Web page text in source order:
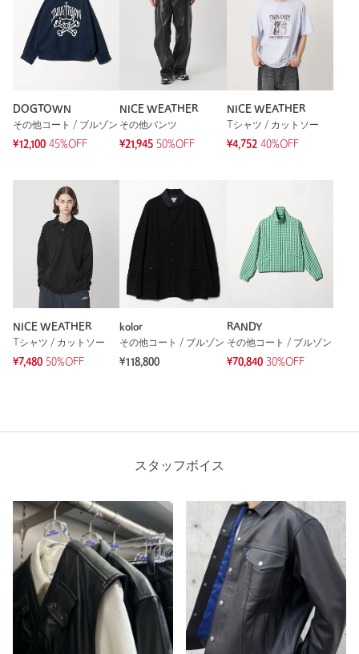
DOGTOWN
その他コート / ブルゾン
¥12,100 45%OFF
NICE WEATHER
その他パンツ
¥21,945 50%OFF
NICE WEATHER
Tシャツ / カットソー
¥4,752 40%OFF
NICE WEATHER
Tシャツ / カットソー
¥7,480 50%OFF
kolor
その他コート / ブルゾン
¥118,800
RANDY
その他コート / ブルゾン
¥70,840 30%OFF
スタッフボイス